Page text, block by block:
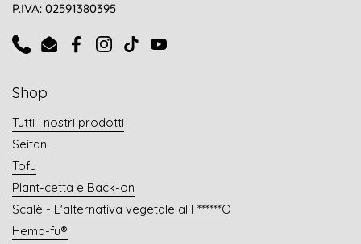
P.IVA: 02591380395
PhoneEmailFacebook
Instagram
TikTokYouTube
Shop
Tutti i nostri prodotti
Seitan
Tofu
Plant-cetta e Back-on
Scalè - L'alternativa vegetale al F******O
Hemp-fu®